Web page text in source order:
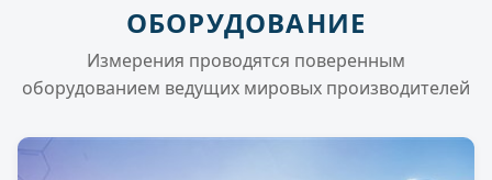
ОБОРУДОВАНИЕ
Измерения проводятся поверенным
оборудованием ведущих мировых производителей